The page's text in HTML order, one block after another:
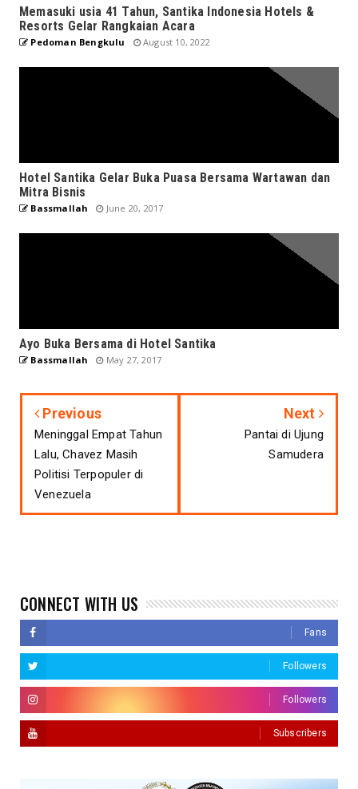
Memasuki usia 41 Tahun, Santika Indonesia Hotels &
Resorts Gelar Rangkaian Acara
Pedoman Bengkulu August 10, 2022
Hotel Santika Gelar Buka Puasa Bersama Wartawan dan
Mitra Bisnis
Bassmallah June 20, 2017
Ayo Buka Bersama di Hotel Santika
Bassmallah May 27, 2017
Previous
Meninggal Empat Tahun
Lalu, Chavez Masih
Politisi Terpopuler di
Venezuela
Next
Pantai di Ujung
Samudera
CONNECT WITH US
Fans
Followers
Followers
Subscribers